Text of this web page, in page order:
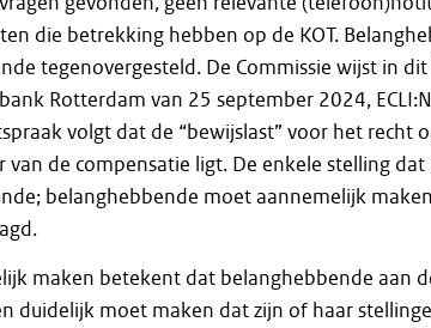
die betrekking hebben op de KOT.
tegenovergesteld. De Commissie wijst in
Rotterdam van 25 september 2024,
volgt dat de “bewijslast” voor het recht
van de compensatie ligt. De enkele stelling dat
belanghebbende moet aannemelijk
maken betekent dat belanghebbende aan
duidelijk moet maken dat zijn of haar